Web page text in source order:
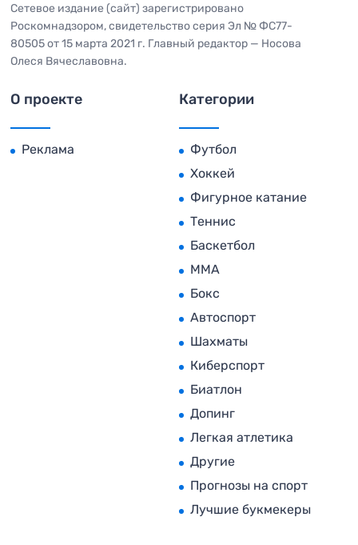
Сетевое издание (сайт) зарегистрировано
Роскомнадзором, свидетельство серия Эл № ФС77-
80505 от 15 марта 2021 г. Главный редактор — Носова
Олеся Вячеславовна.
О проекте
Реклама
Категории
Футбол
Хоккей
Фигурное катание
Теннис
Баскетбол
MMA
Бокс
Автоспорт
Шахматы
Киберспорт
Биатлон
Допинг
Легкая атлетика
Другие
Прогнозы на спорт
Лучшие букмекеры